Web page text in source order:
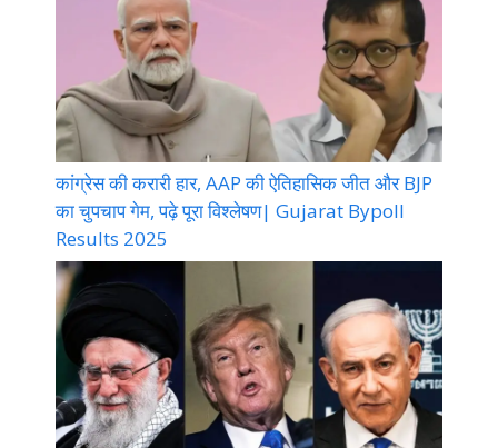
कांग्रेस की करारी हार, AAP की ऐतिहासिक जीत और BJP
का चुपचाप गेम, पढ़े पूरा विश्लेषण| Gujarat Bypoll
Results 2025